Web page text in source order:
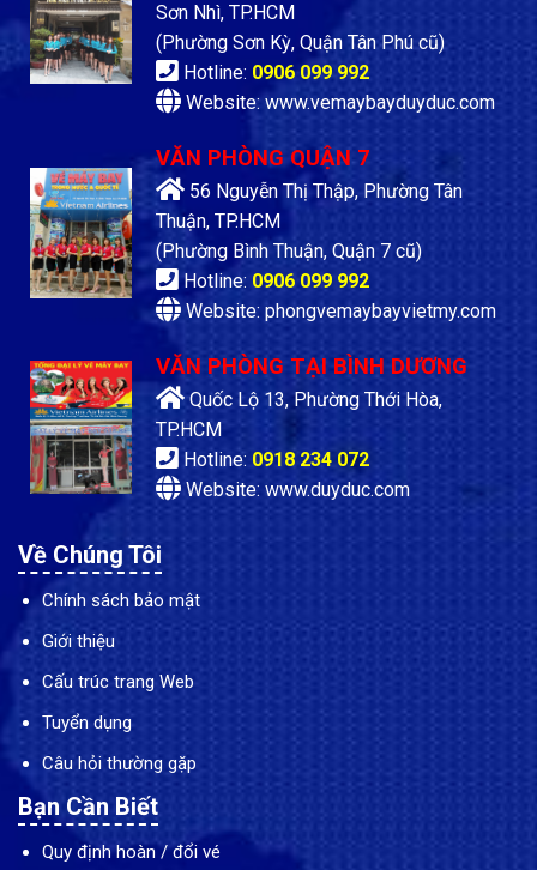
Sơn Nhì, TP.HCM
(Phường Sơn Kỳ, Quận Tân Phú cũ)
Hotline: 0906 099 992
Website: www.vemaybayduyduc.com
VĂN PHÒNG QUẬN 7
56 Nguyễn Thị Thập, Phường Tân
Thuận, TP.HCM
(Phường Bình Thuận, Quận 7 cũ)
Hotline: 0906 099 992
Website: phongvemaybayvietmy.com
VĂN PHÒNG TẠI BÌNH DƯƠNG
Quốc Lộ 13, Phường Thới Hòa,
TP.HCM
Hotline: 0918 234 072
Website: www.duyduc.com
Về Chúng Tôi
Chính sách bảo mật
Giới thiệu
Cấu trúc trang Web
Tuyển dụng
Câu hỏi thường gặp
Bạn Cần Biết
Quy định hoàn / đổi vé